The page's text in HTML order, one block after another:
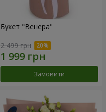
Букет "Венера"
2 499 грн
Замовити